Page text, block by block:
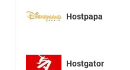
Hostpapa
Hostgator